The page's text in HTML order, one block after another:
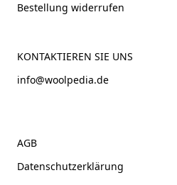
Bestellung widerrufen
KONTAKTIEREN SIE UNS
info@woolpedia.de
AGB
Datenschutzerklärung